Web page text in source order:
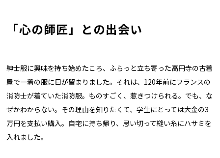
「心の師匠」との出会い
紳士服に興味を持ち始めたころ、ふらっと立ち寄った高円寺の古着
屋で一着の服に目が留まりました。それは、120年前にフランスの
消防士が着ていた消防服。ものすごく、惹きつけられる。でも、な
ぜかわからない。その理由を知りたくて、学生にとっては大金の3
万円を支払い購入。自宅に持ち帰り、思い切って縫い糸にハサミを
入れました。